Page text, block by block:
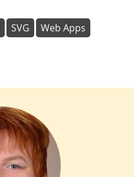
SVG
Web Apps